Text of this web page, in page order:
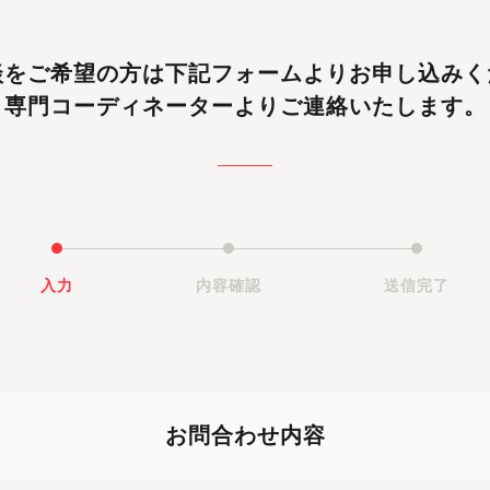
ご希望の方は下記フォームよりお申し込み
専門コーディネーターよりご連絡いたします。
入力 内容確認 送信完了
お問合わせ内容